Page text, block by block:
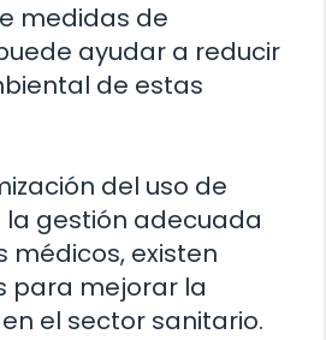
medidas de
ayudar a reducir
de estas
del uso de
gestión adecuada
médicos, existen
para mejorar la
el sector sanitario.